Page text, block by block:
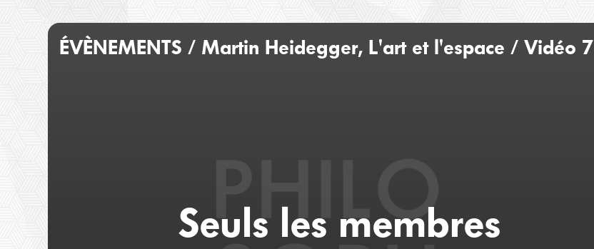
ÉVÈNEMENTS / Martin Heidegger, L'art et l'espace / Vidéo 7
Seuls les membres